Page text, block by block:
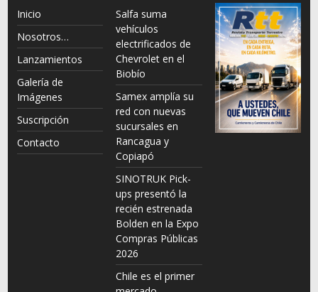
Inicio
Nosotros…
Lanzamientos
Galería de
Imágenes
Suscripción
Contacto
Salfa suma
vehículos
electrificados de
Chevrolet en el
Biobío
Samex amplía su
red con nuevas
sucursales en
Rancagua y
Copiapó
SINOTRUK Pick-
ups presentó la
recién estrenada
Bolden en la Expo
Compras Públicas
2026
Chile es el primer